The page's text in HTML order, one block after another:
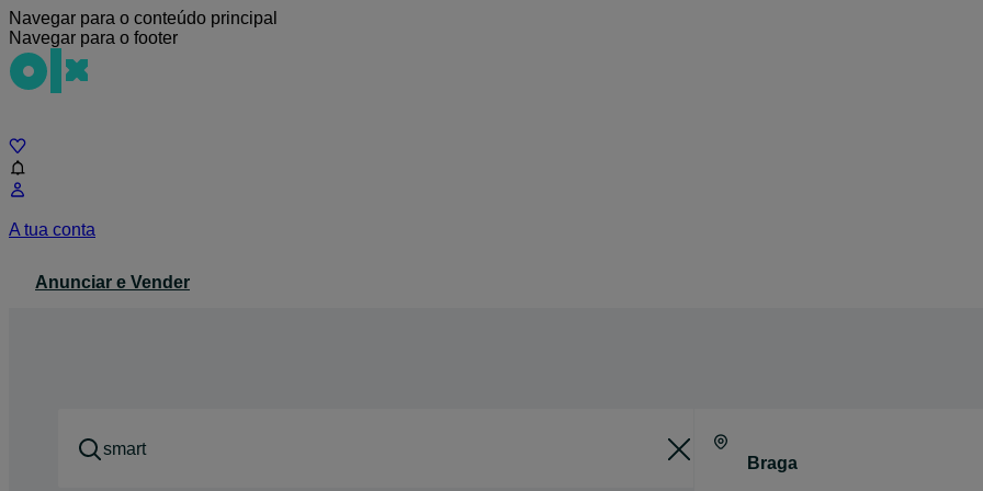
Navegar para o conteúdo principal
Navegar para o footer
A tua conta
Anunciar e Vender